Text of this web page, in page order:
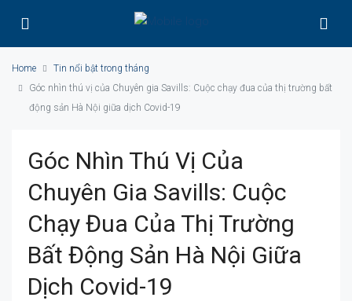
Home
Tin nổi bật trong tháng
Góc nhìn thú vị của Chuyên gia Savills: Cuộc chạy đua của thị trường bất
động sản Hà Nội giữa dịch Covid-19
Góc Nhìn Thú Vị Của
Chuyên Gia Savills: Cuộc
Chạy Đua Của Thị Trường
Bất Động Sản Hà Nội Giữa
Dịch Covid-19